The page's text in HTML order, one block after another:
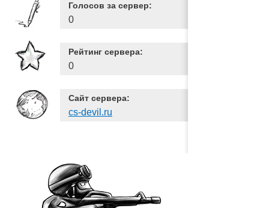
Голосов за сервер:
0
Рейтинг сервера:
0
Сайт сервера:
cs-devil.ru